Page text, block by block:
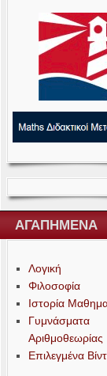
ΑΓΑΠΗΜΕΝΑ
Λογική
Φιλοσοφία
Ιστορία
Γυμνάσματα
Αριθμοθεωρίας
Επιλεγμένα